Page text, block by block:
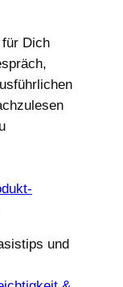
Dich
und